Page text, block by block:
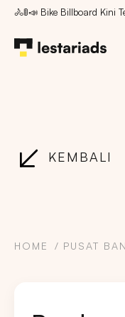
🚴🚦📣 Bike Billboard Kini
KEMBALI
HOME PUSAT